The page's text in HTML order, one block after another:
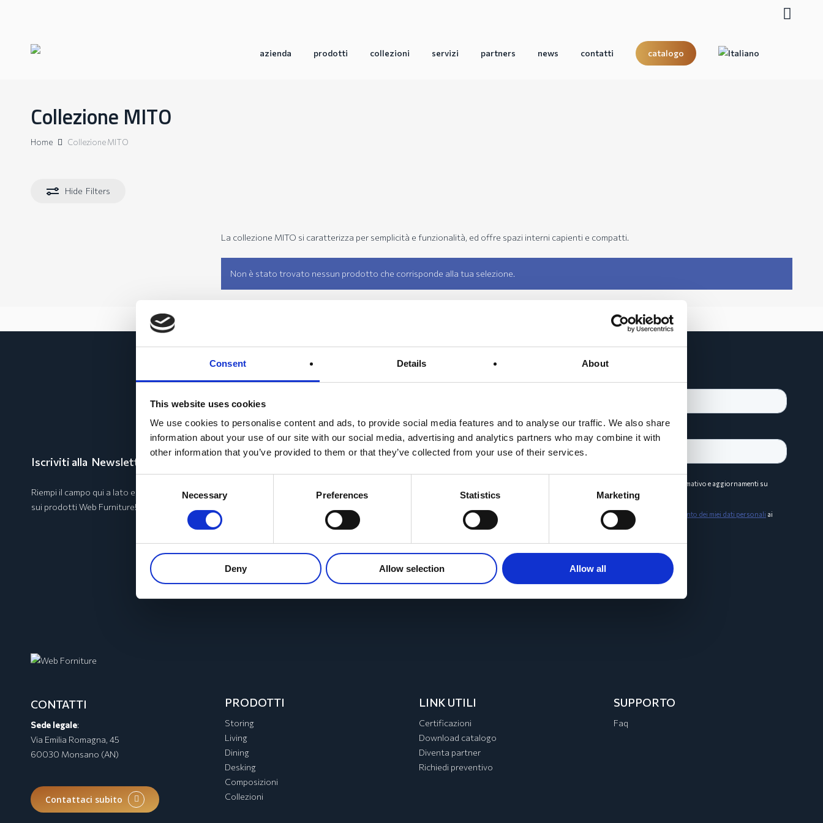
Consent Details About
This website uses cookies
We use cookies to personalise content and ads, to provide social media features and to analyse our traffic. We also share
information about your use of our site with our social media, advertising and analytics partners who may combine it with
other information that you’ve provided to them or that they’ve collected from your use of their services.
Necessary Preferences Statistics Marketing
Deny Allow selection Allow all
azienda prodotti collezioni servizi partners news contatti catalogo
Collezione MITO
Home Collezione MITO
Hide Filters
La collezione MITO si caratterizza per semplicità e funzionalità, ed offre spazi interni capienti e compatti.
Non è stato trovato nessun prodotto che corrisponde alla tua selezione.
Iscriviti alla Newsletter e rimani aggiornato!
Riempi il campo qui a lato e premi invio. Conoscerai in anteprima tutte le novità
sui prodotti Web Furniture!
CONTATTI
Sede legale:
Via Emilia Romagna, 45
60030 Monsano (AN)
Contattaci subito
PRODOTTI
Storing
Living
Dining
Desking
Composizioni
Collezioni
LINK UTILI
Certificazioni
Download catalogo
Diventa partner
Richiedi preventivo
SUPPORTO
Faq